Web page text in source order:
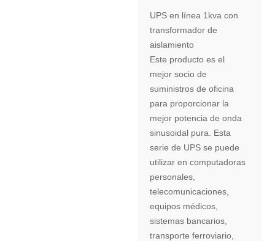
UPS en línea 1kva con
transformador de
aislamiento
Este producto es el
mejor socio de
suministros de oficina
para proporcionar la
mejor potencia de onda
sinusoidal pura. Esta
serie de UPS se puede
utilizar en computadoras
personales,
telecomunicaciones,
equipos médicos,
sistemas bancarios,
transporte ferroviario,